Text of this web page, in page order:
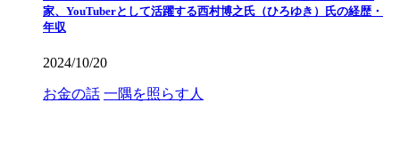
家、YouTuberとして活躍する西村博之氏（ひろゆき）氏の経歴・
年収
2024/10/20
お金の話 一隅を照らす人